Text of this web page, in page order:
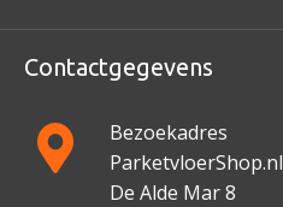
Contactgegevens
Bezoekadres
ParketvloerShop.nl
De Alde Mar 8